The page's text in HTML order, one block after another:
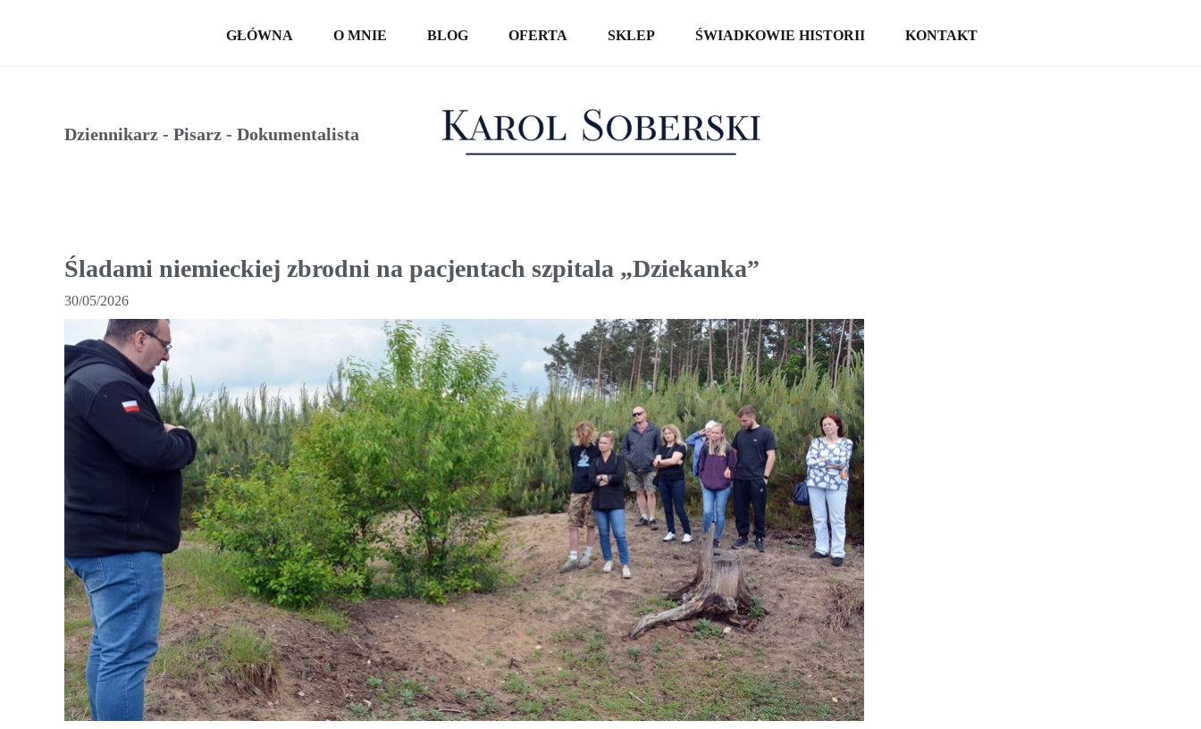
GŁÓWNA O MNIE BLOG
SPOTKANIA AUTORSKIE
REPORTAŻE
OFERTA SKLEP ŚWIADKOWIE HISTORII KONTAKT
Dziennikarz - Pisarz - Dokumentalista
30/05/2026
Śladami niemieckiej zbrodni na pacjentach szpitala „Dziekanka”